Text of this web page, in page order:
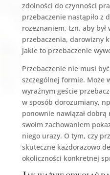
zdolności do czynności
przebaczenie nastąpiło z
rozeznaniem, tzn. aby był
przebaczenia, darowizny
jakie to przebaczenie
Przebaczenie nie musi
szczególnej formie. Może
wyraźnym geście
w sposób dorozumiany,
ponownie nawiązał
swoim zachowaniem
niego urazy. O tym, czy
skuteczne każdorazowo
okoliczności konkretnej